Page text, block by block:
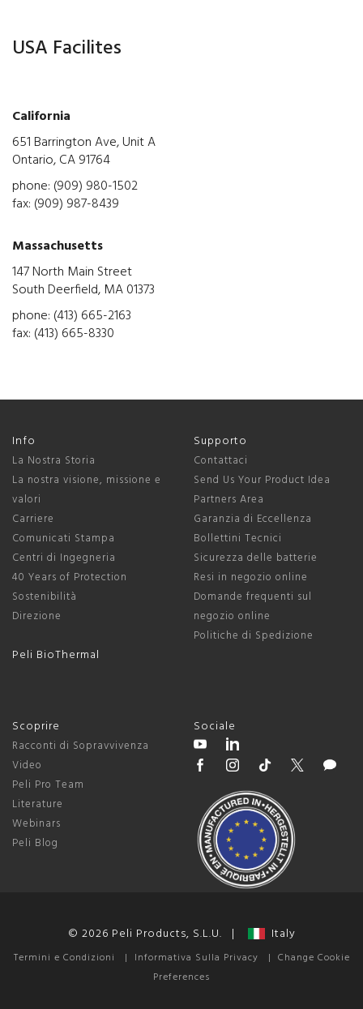
USA Facilites
California
651 Barrington Ave, Unit A
Ontario, CA 91764
phone: (909) 980-1502
fax: (909) 987-8439
Massachusetts
147 North Main Street
South Deerfield, MA 01373
phone: (413) 665-2163
fax: (413) 665-8330
Info
La Nostra Storia
La nostra visione, missione e
valori
Carriere
Comunicati Stampa
Centri di Ingegneria
40 Years of Protection
Sostenibilità
Direzione
Peli BioThermal
Supporto
Contattaci
Send Us Your Product Idea
Partners Area
Garanzia di Eccellenza
Bollettini Tecnici
Sicurezza delle batterie
Resi in negozio online
Domande frequenti sul
negozio online
Politiche di Spedizione
Scoprire
Racconti di Sopravvivenza
Video
Peli Pro Team
Literature
Webinars
Peli Blog
Sociale
© 2026 Peli Products, S.L.U. | Italy
Termini e Condizioni | Informativa Sulla Privacy | Change Cookie
Preferences